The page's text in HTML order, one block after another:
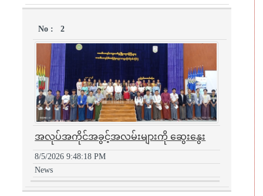
2
အလုပ်အကိုင်အခွင့်အလမ်းများကို ဆွေးနွေး
8/5/2026 9:48:18 PM
News